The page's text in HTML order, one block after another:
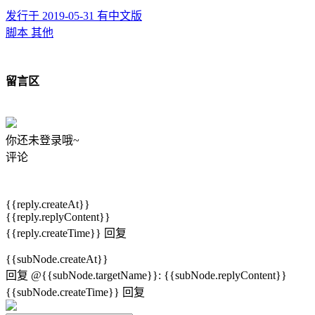
发行于 2019-05-31 有中文版
脚本 其他
留言区
你还未登录哦~
评论
{{reply.createAt}}
{{reply.replyContent}}
{{reply.createTime}} 回复
{{subNode.createAt}}
回复 @{{subNode.targetName}}: {{subNode.replyContent}}
{{subNode.createTime}} 回复